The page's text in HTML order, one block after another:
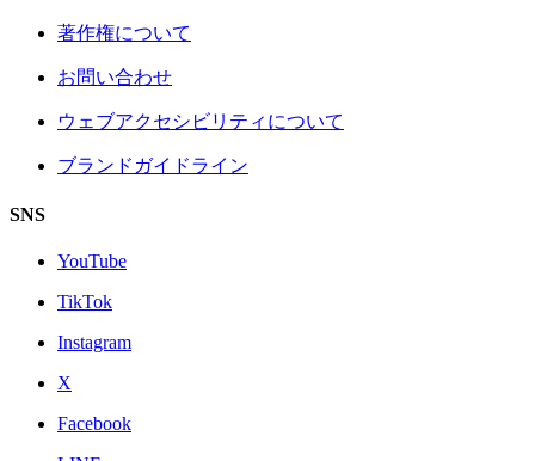
著作権について
お問い合わせ
ウェブアクセシビリティについて
ブランドガイドライン
SNS
YouTube
TikTok
Instagram
X
Facebook